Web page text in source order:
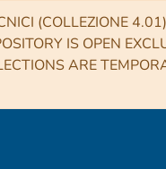
(COLLEZIONE
IS OPEN
ARE